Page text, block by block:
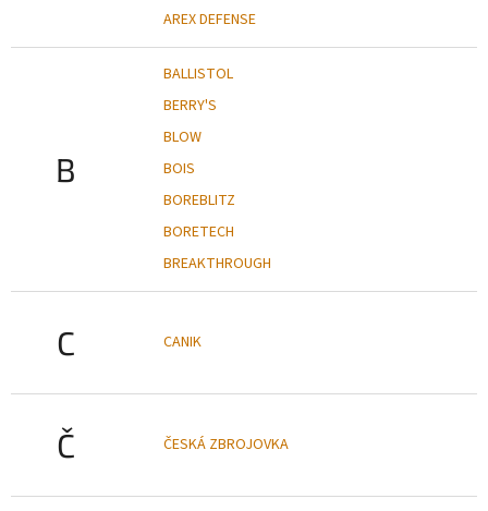
AREX DEFENSE
B
BALLISTOL
BERRY'S
BLOW
BOIS
BOREBLITZ
BORETECH
BREAKTHROUGH
C CANIK
Č ČESKÁ ZBROJOVKA